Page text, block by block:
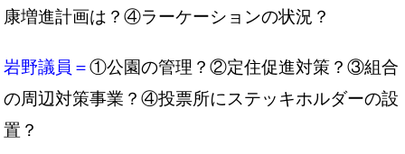
康増進計画は？④ラーケーションの状況？
岩野議員＝①公園の管理？②定住促進対策？③組合
の周辺対策事業？④投票所にステッキホルダーの設
置？